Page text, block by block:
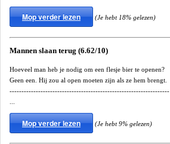
Mop verder lezen (Je hebt 18% gelezen)
Mannen slaan terug (6.62/10)
Hoeveel man heb je nodig om een flesje bier te openen?
Geen een. Hij zou al open moeten zijn als ze hem brengt.
-------------------------------------------------------------------
Mop verder lezen (Je hebt 9% gelezen)